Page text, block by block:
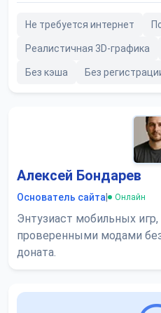
Не требуется интернет
Реалистичная 3D-графика
Без кэша Без
Алексей Бондарев
Основатель сайта Онлайн
Энтузиаст мобильных
проверенными модами
доната.